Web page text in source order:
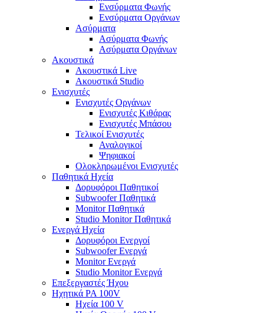
Ενσύρματα Φωνής
Ενσύρματα Οργάνων
Ασύρματα
Ασύρματα Φωνής
Ασύρματα Οργάνων
Ακουστικά
Ακουστικά Live
Ακουστικά Studio
Ενισχυτές
Ενισχυτές Οργάνων
Ενισχυτές Κιθάρας
Ενισχυτές Μπάσου
Τελικοί Ενισχυτές
Αναλογικοί
Ψηφιακοί
Ολοκληρωμένοι Ενισχυτές
Παθητικά Ηχεία
Δορυφόροι Παθητικοί
Subwoofer Παθητικά
Monitor Παθητικά
Studio Monitor Παθητικά
Ενεργά Ηχεία
Δορυφόροι Ενεργοί
Subwoofer Ενεργά
Monitor Ενεργά
Studio Monitor Ενεργά
Επεξεργαστές Ήχου
Ηχητικά PA 100V
Ηχεία 100 V